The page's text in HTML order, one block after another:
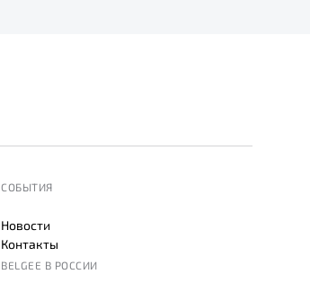
СОБЫТИЯ
Новости
Контакты
BELGEE В РОССИИ